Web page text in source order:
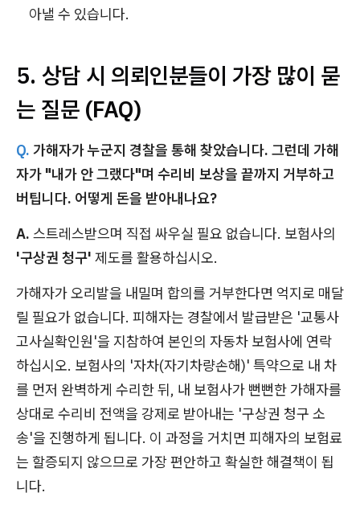
아낼 수 있습니다.
5. 상담 시 의뢰인분들이 가장 많이 묻
는 질문 (FAQ)
Q. 가해자가 누군지 경찰을 통해 찾았습니다. 그런데 가해
자가 "내가 안 그랬다"며 수리비 보상을 끝까지 거부하고
버팁니다. 어떻게 돈을 받아내나요?
A. 스트레스받으며 직접 싸우실 필요 없습니다. 보험사의
'구상권 청구' 제도를 활용하십시오.
가해자가 오리발을 내밀며 합의를 거부한다면 억지로 매달
릴 필요가 없습니다. 피해자는 경찰에서 발급받은 '교통사
고사실확인원'을 지참하여 본인의 자동차 보험사에 연락
하십시오. 보험사의 '자차(자기차량손해)' 특약으로 내 차
를 먼저 완벽하게 수리한 뒤, 내 보험사가 뻔뻔한 가해자를
상대로 수리비 전액을 강제로 받아내는 '구상권 청구 소
송'을 진행하게 됩니다. 이 과정을 거치면 피해자의 보험료
는 할증되지 않으므로 가장 편안하고 확실한 해결책이 됩
니다.